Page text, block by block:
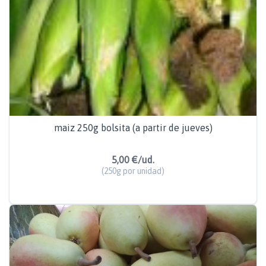
maiz 250g bolsita (a partir de jueves)
5,00 €/ud.
(250g por unidad)